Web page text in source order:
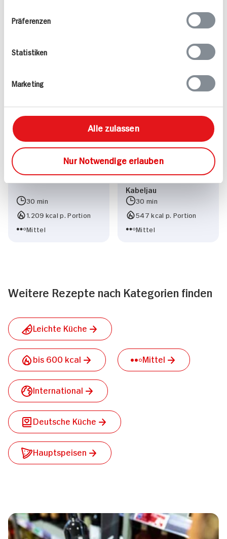
Präferenzen
Statistiken
Marketing
Alle zulassen
Nur Notwendige erlauben
Valess Gouda Schnitzel
1.127 kcal p. Portion
Vegetarisch
Kasseler in Dunkelbier-
Gegrillte Forelle
30 min
1.209 kcal p. Portion
Mittel
Fischeintopf mit
Kabeljau
30 min
547 kcal p. Portion
Mittel
Weitere Rezepte nach Kategorien finden
Leichte Küche
bis 600 kcal Mittel
International
Deutsche Küche
Hauptspeisen